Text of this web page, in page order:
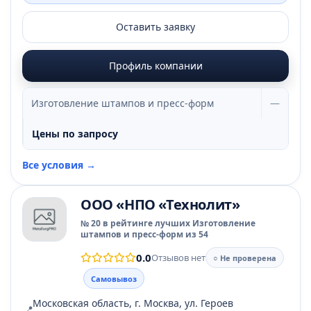
Оставить заявку
Профиль компании
Изготовление штампов и пресс-форм —
Цены по запросу
Все условия →
ООО «НПО «Технолит»
№ 20 в рейтинге лучших Изготовление
штампов и пресс-форм из 54
0.0Отзывов нет
○ Не проверена
Самовывоз
Московская область, г. Москва, ул. Героев